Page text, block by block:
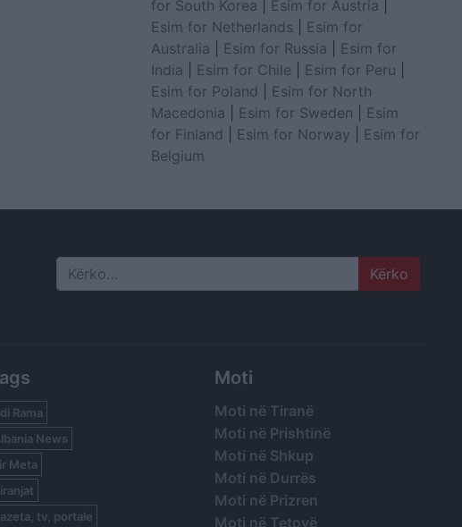
for South Korea
Esim for Austria
Esim for Netherlands
Esim for
Australia
Esim for Russia
Esim for
India
Esim for Chile Esim for Peru
Esim for Poland
Esim for North
Macedonia
Esim for Sweden
Esim
for Finland
Esim for Norway
Esim for
Belgium
Search
Rama
News
Meta
tv, portale
Moti
Moti në Tiranë
Moti në Prishtinë
Moti në Shkup
Moti në Durrës
Moti në Prizren
Moti në Tetovë